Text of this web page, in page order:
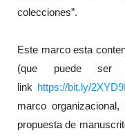
colecciones”.
Este marco esta
(que puede
link https://bit.ly/
marco
propuesta de